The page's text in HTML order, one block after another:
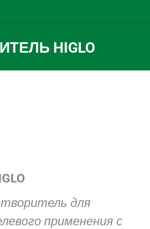
HIGLO
Вы здесь:
для
применения с